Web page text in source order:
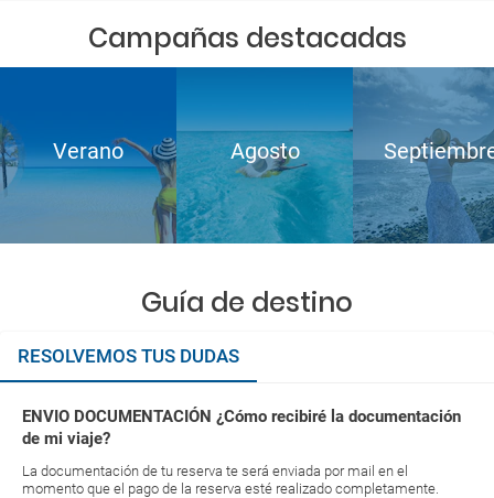
Campañas destacadas
Verano Agosto
Guía de destino
RESOLVEMOS TUS DUDAS
ENVIO DOCUMENTACIÓN ¿Cómo recibiré la documentación
de mi viaje?
La documentación de tu reserva te será enviada por mail en el
momento que el pago de la reserva esté realizado completamente.